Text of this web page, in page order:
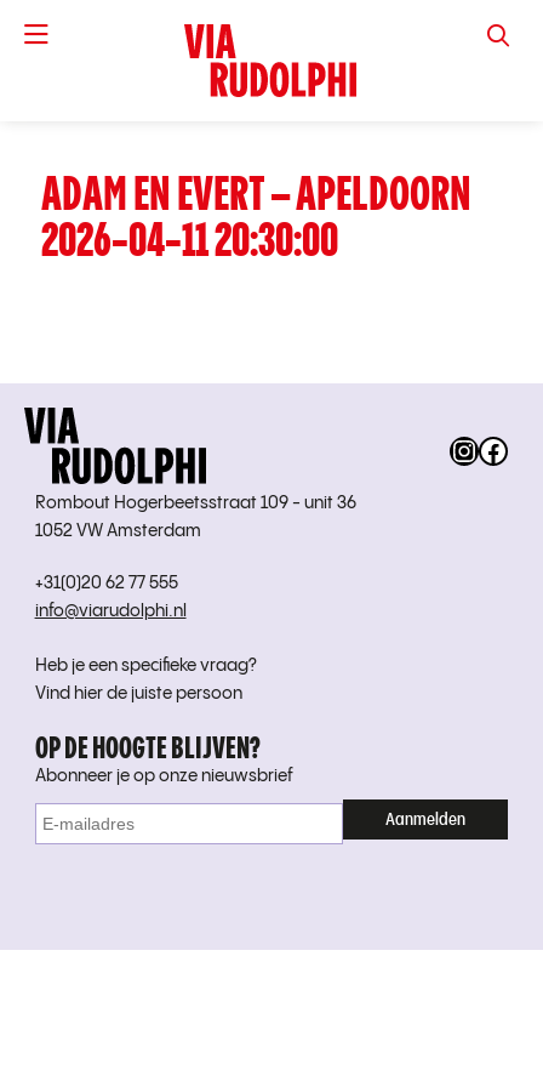
VIA
ADAM EN EVERT – APELDOORN
2026-04-11 20:30:00
Rombout Hogerbeetsstraat 109 - unit 36
1052 VW Amsterdam
+31(0)20 62 77 555
info@viarudolphi.nl
Heb je een specifieke vraag?
Vind hier de juiste persoon
OP DE HOOGTE BLIJVEN?
Abonneer je op onze nieuwsbrief